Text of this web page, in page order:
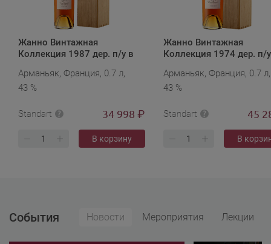
Жанно Винтажная
Коллекция 1987 дер. п/у в
Арманьяк, Франция, 0.7 л,
43 %
Standart 34 998 ₽
В корзину
Жанно Винтажная
Коллекция 1974 дер. п/
Арманьяк, Франция, 0.7 л,
43 %
Standart 45
В
События Новости Мероприятия Лекции